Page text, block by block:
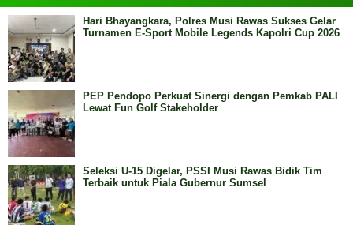
Hari Bhayangkara, Polres Musi Rawas Sukses Gelar
Turnamen E-Sport Mobile Legends Kapolri Cup 2026
PEP Pendopo Perkuat Sinergi dengan Pemkab PALI
Lewat Fun Golf Stakeholder
Seleksi U-15 Digelar, PSSI Musi Rawas Bidik Tim
Terbaik untuk Piala Gubernur Sumsel